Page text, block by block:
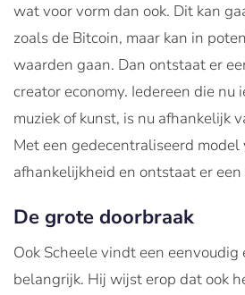
wat voor vorm dan ook. Dit kan
zoals de Bitcoin, maar kan in
waarden gaan. Dan ontstaat er
creator economy. Iedereen die nu
muziek of kunst, is nu afhankelijk
Met een gedecentraliseerd
afhankelijkheid en ontstaat er
De grote doorbraak
Ook Scheele vindt een
belangrijk. Hij wijst erop dat ook